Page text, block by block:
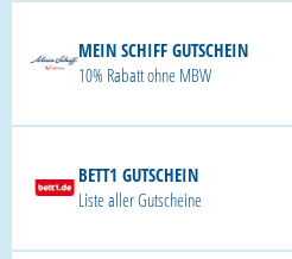
MEIN SCHIFF GUTSCHEIN
10% Rabatt ohne MBW
BETT1 GUTSCHEIN
Liste aller Gutscheine